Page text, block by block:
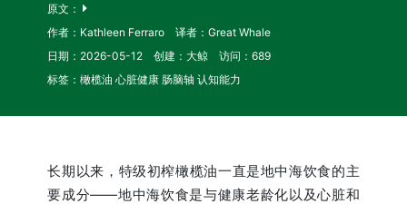
原文：
作者：Kathleen Ferraro 译者：Great Whale
日期：2026-05-12 创建：大鲸 访问：689
标签：橄榄油 心脏健康 肠脑轴 认知能力
长期以来，特级初榨橄榄油一直是地中海饮食的主
要成分——地中海饮食是与健康老龄化以及心脏和